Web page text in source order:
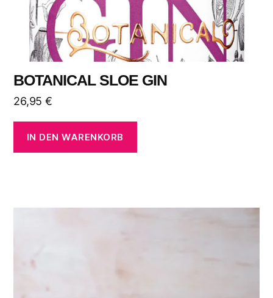
BOTANICAL SLOE GIN
26,95 €
IN DEN WARENKORB